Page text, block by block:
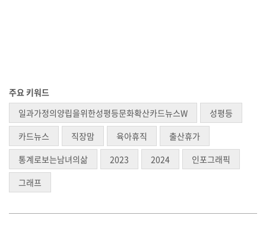
주요 키워드
일과가정의양립을위한성평등문화확산카드뉴스W
성평등
카드뉴스
직장맘 육아휴직
출산휴가
통계로보는남녀의삶
2023 2024
인포그래픽
그래프